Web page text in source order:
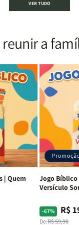
PPM
|
|
Full
Color
Capa
Dura
Harpa
|
-
Cruz
VER TUDO
a
| Quem
Jogo Bíblico
Versículo
-67%
Preço
De:R$ 59,90
PreçoR$